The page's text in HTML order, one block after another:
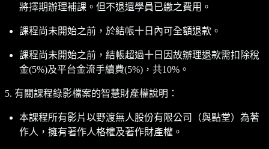
將擇期辦理補課。但不退還學員已繳之費用。
課程尚未開始之前，於結帳十日內可全額退款。
課程尚未開始之前，結帳超過十日因故辦理退款需扣除稅
金(5%)及平台金流手續費(5%)，共10%。
5. 有關課程錄影檔案的智慧財產權說明：
本課程所有影片以野渡無人股份有限公司（與點堂）為著
作人，擁有著作人格權及著作財產權。